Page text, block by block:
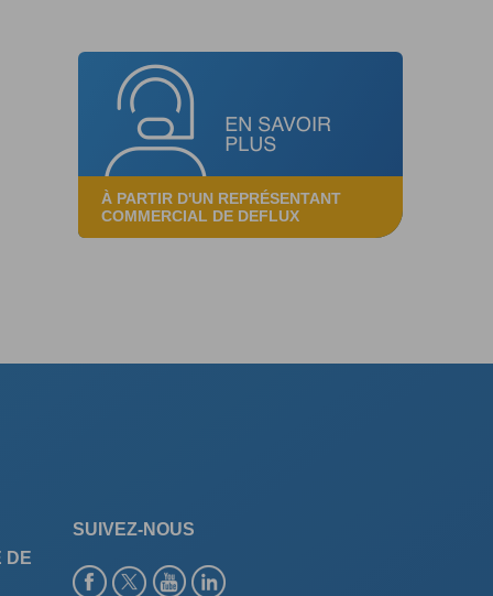
À PARTIR D'UN REPRÉSENTANT
COMMERCIAL DE DEFLUX
DE
SUIVEZ-NOUS